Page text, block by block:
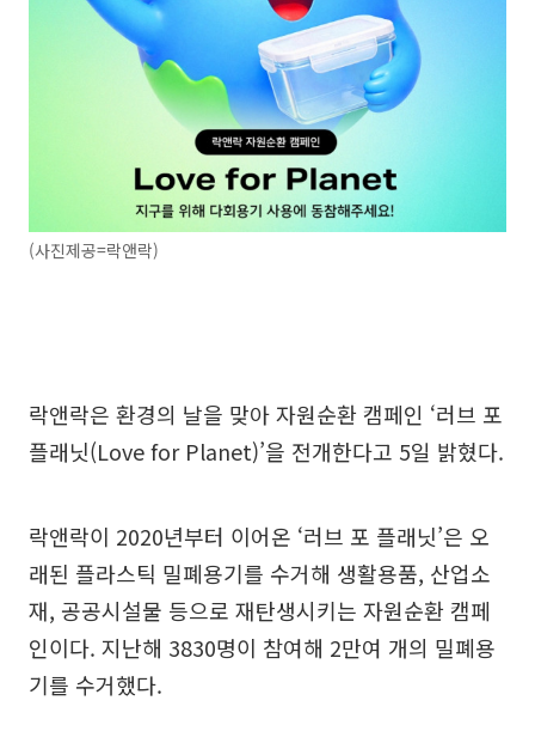
(사진제공=락앤락)
락앤락은 환경의 날을 맞아 자원순환 캠페인 ‘러브 포
플래닛(Love for Planet)’을 전개한다고 5일 밝혔다.
락앤락이 2020년부터 이어온 ‘러브 포 플래닛’은 오
래된 플라스틱 밀폐용기를 수거해 생활용품, 산업소
재, 공공시설물 등으로 재탄생시키는 자원순환 캠페
인이다. 지난해 3830명이 참여해 2만여 개의 밀폐용
기를 수거했다.